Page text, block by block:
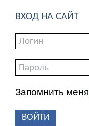
ВХОД НА САЙТ
Запомнить меня
ВОЙТИ